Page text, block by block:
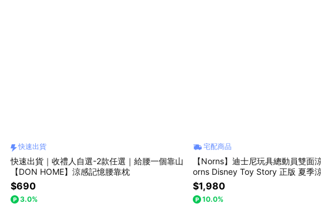
快速出貨
快速出貨｜收禮人自選-2款任選｜給腰一個靠山
【DON HOME】涼感記憶腰靠枕
$690
3.0%
宅配商品
【Norns】迪士尼玩具總動員雙面
orns Disney Toy Story 正版 夏季
$1,980
10.0%